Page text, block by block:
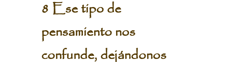
8 Ese tipo de
pensamiento nos
confunde, dejándonos